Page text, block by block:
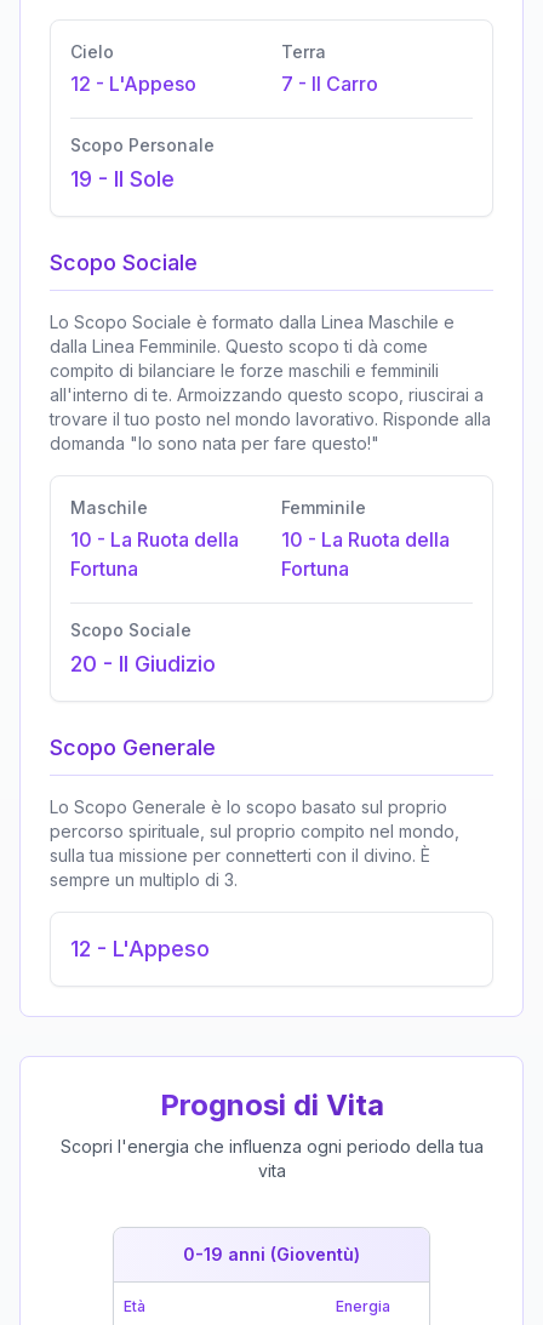
Cielo
12 - L'Appeso
Terra
7 - Il Carro
Scopo Personale
19 - Il Sole
Scopo Sociale
Lo Scopo Sociale è formato dalla Linea Maschile e
dalla Linea Femminile. Questo scopo ti dà come
compito di bilanciare le forze maschili e femminili
all'interno di te. Armoizzando questo scopo, riuscirai a
trovare il tuo posto nel mondo lavorativo. Risponde alla
domanda "Io sono nata per fare questo!"
Maschile
10 - La Ruota della
Fortuna
Femminile
10 - La Ruota della
Fortuna
Scopo Sociale
20 - Il Giudizio
Scopo Generale
Lo Scopo Generale è lo scopo basato sul proprio
percorso spirituale, sul proprio compito nel mondo,
sulla tua missione per connetterti con il divino. È
sempre un multiplo di 3.
12 - L'Appeso
Prognosi di Vita
Scopri l'energia che influenza ogni periodo della tua
vita
0-19 anni (Gioventù)
Età Energia